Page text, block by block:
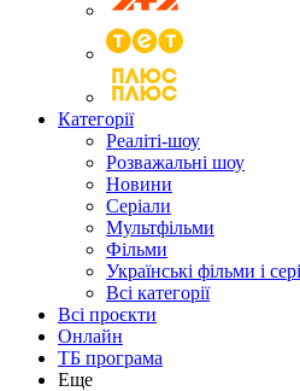
Категорії
Реаліті-шоу
Розважальні шоу
Новини
Серіали
Мультфільми
Фільми
Українські фільми і
Всі категорії
Всі проєкти
Онлайн
ТБ програма
Еще